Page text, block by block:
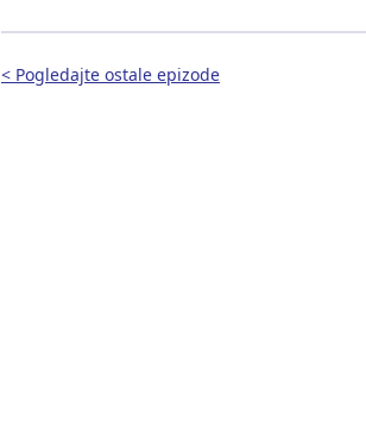
< Pogledajte ostale epizode